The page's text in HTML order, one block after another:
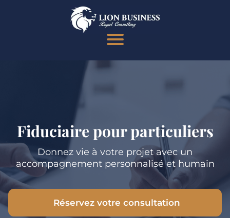
Fiduciaire pour particuliers
Donnez vie à votre projet avec un
accompagnement personnalisé et humain
Réservez votre consultation